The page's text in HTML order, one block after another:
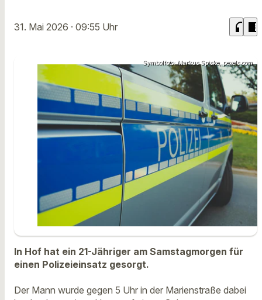
31. Mai 2026 · 09:55 Uhr headphones chrome_reader_mode
Symbolfoto: Markus Spiske, pexels.com
In Hof hat ein 21-Jähriger am Samstagmorgen für
einen Polizeieinsatz gesorgt.
Der Mann wurde gegen 5 Uhr in der Marienstraße dabei